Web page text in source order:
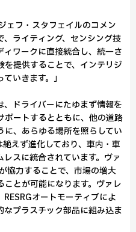
ェフ・スタフェイルのコメン
、ライティング、センシング技
ワークに直接統合し、統一さ
提供することで、インテリジ
いきます。」
ドライバーにたゆまず情報を
ートするとともに、他の道路
、あらゆる場所を照らしてい
えず進化しており、車内・車
スに統合されています。ヴァ
協力することで、市場の増大
とが可能になります。ヴァレ
オートモーティブによ
プラスチック部品に組み込ま